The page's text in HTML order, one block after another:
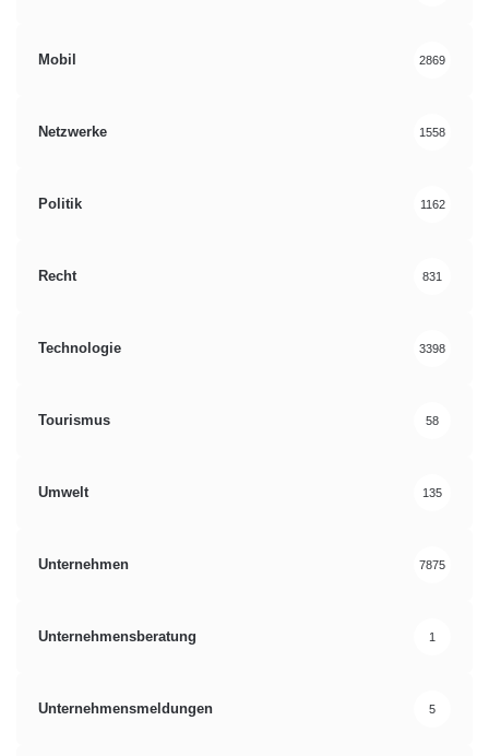
Mobil 2869
Netzwerke 1558
Politik 1162
Recht 831
Technologie 3398
Tourismus 58
Umwelt 135
Unternehmen 7875
Unternehmensberatung 1
Unternehmensmeldungen 5